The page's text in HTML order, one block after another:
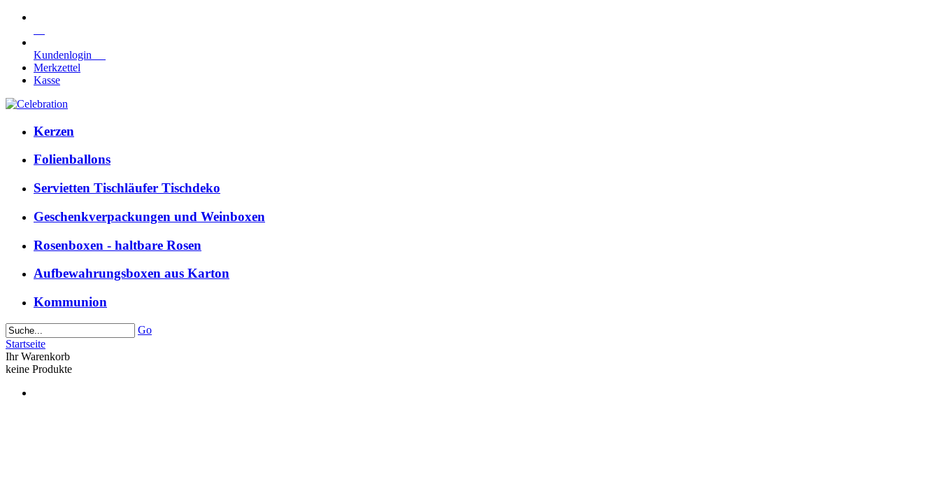
Kundenlogin
Merkzettel
Kasse
Kerzen
Folienballons
Servietten Tischläufer Tischdeko
Geschenkverpackungen und Weinboxen
Rosenboxen - haltbare Rosen
Aufbewahrungsboxen aus Karton
Kommunion
Go
Startseite
Ihr Warenkorb
keine Produkte